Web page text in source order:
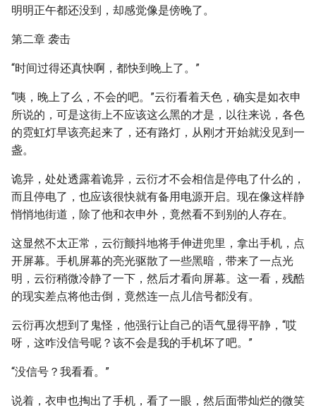
明明正午都还没到，却感觉像是傍晚了。
第二章 袭击
“时间过得还真快啊，都快到晚上了。”
“咦，晚上了么，不会的吧。”云衍看着天色，确实是如衣申
所说的，可是这街上不应该这么黑的才是，以往来说，各色
的霓虹灯早该亮起来了，还有路灯，从刚才开始就没见到一
盏。
诡异，处处透露着诡异，云衍才不会相信是停电了什么的，
而且停电了，也应该很快就有备用电源开启。现在像这样静
悄悄地街道，除了他和衣申外，竟然看不到别的人存在。
这显然不太正常，云衍颤抖地将手伸进兜里，拿出手机，点
开屏幕。手机屏幕的亮光驱散了一些黑暗，带来了一点光
明，云衍稍微冷静了一下，然后才看向屏幕。这一看，残酷
的现实差点将他击倒，竟然连一点儿信号都没有。
云衍再次想到了鬼怪，他强行让自己的语气显得平静，“哎
呀，这咋没信号呢？该不会是我的手机坏了吧。”
“没信号？我看看。”
说着，衣申也掏出了手机，看了一眼，然后面带灿烂的微笑